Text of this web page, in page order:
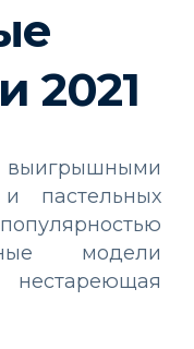
2021
выигрышными
пастельных
модели